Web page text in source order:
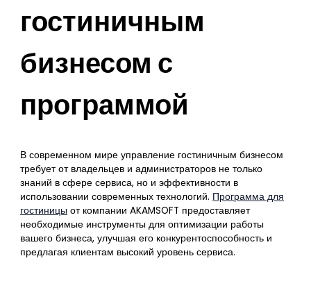
гостиничным
бизнесом с
программой
В современном мире управление гостиничным бизнесом
требует от владельцев и администраторов не только
знаний в сфере сервиса, но и эффективности в
использовании современных технологий. Программа для
гостиницы от компании AKAMSOFT предоставляет
необходимые инструменты для оптимизации работы
вашего бизнеса, улучшая его конкурентоспособность и
предлагая клиентам высокий уровень сервиса.